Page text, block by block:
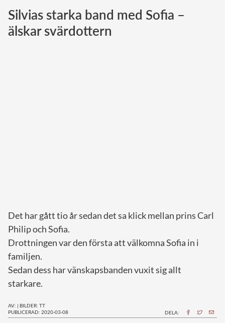
Norska kungahuset
Danska kungahuset
Silvias starka band med Sofia –
älskar svärdottern
Det har gått tio år sedan det sa klick mellan prins Carl
Philip och Sofia.
Drottningen var den första att välkomna Sofia in i
familjen.
Sedan dess har vänskapsbanden vuxit sig allt
starkare.
AV: | BILDER: TT
PUBLICERAD: 2020-03-08
DELA: